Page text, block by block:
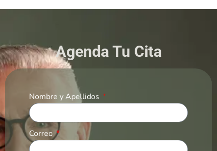
Agenda Tu Cita
Nombre y Apellidos
Correo